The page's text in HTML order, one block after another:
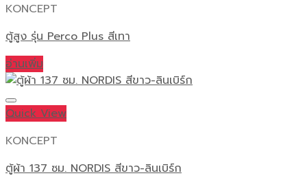
KONCEPT
ตู้สูง รุ่น Perco Plus สีเทา
อ่านเพิ่ม
Quick View
KONCEPT
ตู้ผ้า 137 ซม. NORDIS สีขาว-ลินเบิร์ก